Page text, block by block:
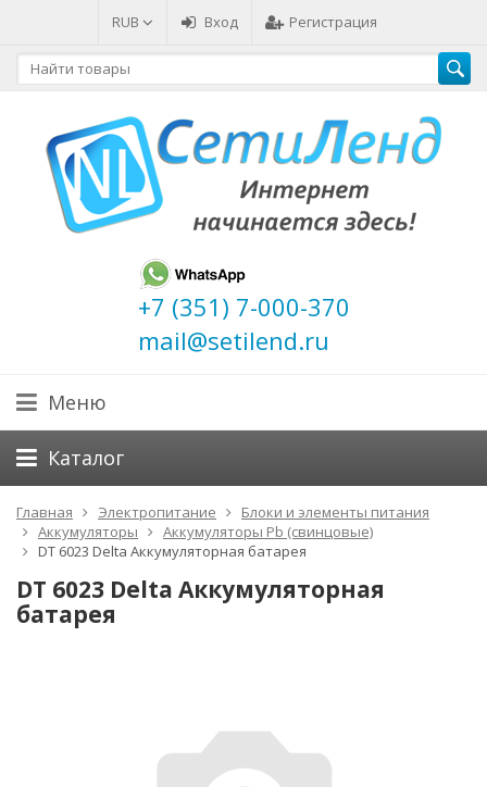
RUB Вход Регистрация
+7 (351) 7-000-370
mail@setilend.ru
Меню
Каталог
Главная Электропитание
Блоки и элементы питания
Аккумуляторы
Аккумуляторы Pb (свинцовые)
DT 6023 Delta Аккумуляторная батарея
DT 6023 Delta Аккумуляторная
батарея